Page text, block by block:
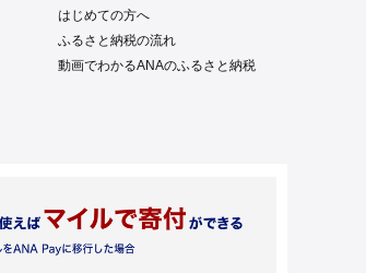
はじめての方へ
ふるさと納税の流れ
動画でわかるANAのふるさと納税